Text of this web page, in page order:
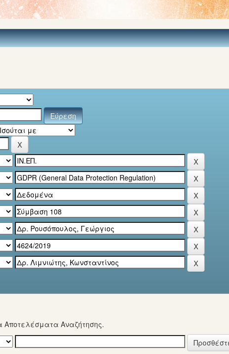
Αποτελέσματα Αναζήτησης.